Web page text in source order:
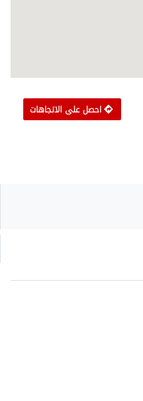
احصل على الاتجاهات